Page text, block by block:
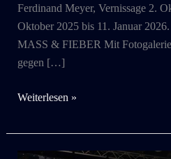
Ferdinand Meyer, Vernissage 2.
Oktober 2025 bis 11. Januar
MASS & FIEBER Mit
gegen […]
2025
&
FIEBER:
Weiterlesen »